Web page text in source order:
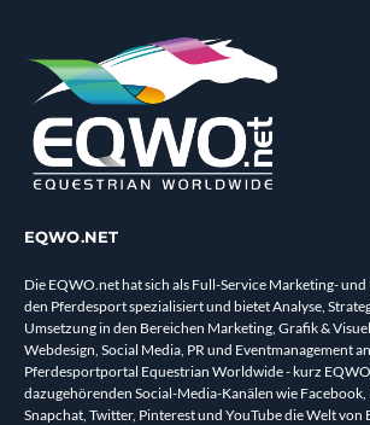
EQWO.NET
Die EQWO.net hat sich als Full-Service Marketing-
den Pferdesport spezialisiert und bietet Analyse,
Umsetzung in den Bereichen Marketing, Grafik &
Webdesign, Social Media, PR und Eventmanagement
Pferdesportportal Equestrian Worldwide - kurz
dazugehörenden Social-Media-Kanälen wie Facebook,
Snapchat, Twitter, Pinterest und YouTube die Welt von